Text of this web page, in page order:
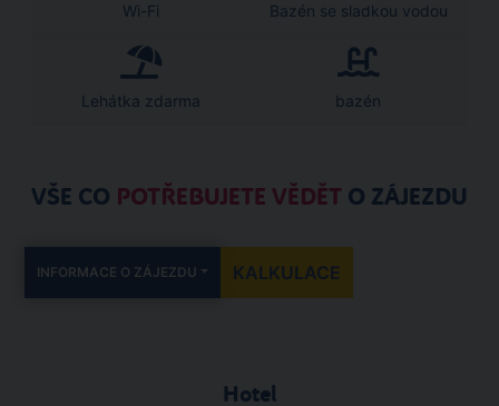
Wi-Fi Bazén se sladkou vodou
Lehátka zdarma bazén
VŠE CO POTŘEBUJETE VĚDĚT O ZÁJEZDU
INFORMACE O ZÁJEZDU KALKULACE
Hotel